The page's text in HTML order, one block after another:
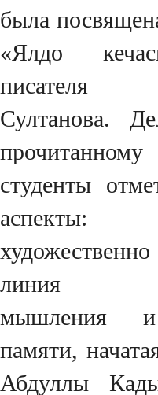
была
«Ялдо
писателя
Султанова.
студенты
линия
мышления и
памяти,
Абдуллы